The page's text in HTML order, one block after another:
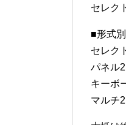
セレク
■形式
セレク
パネル
キーボ
マルチ